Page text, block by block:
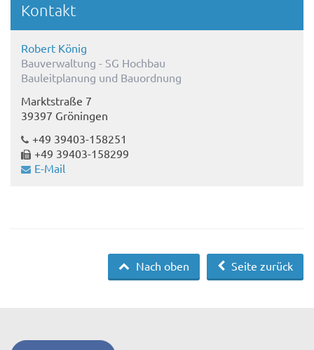
Kontakt
Robert König
Bauverwaltung - SG Hochbau
Bauleitplanung und Bauordnung
Marktstraße 7
39397 Gröningen
+49 39403-158251
+49 39403-158299
E-Mail
Seite zurück
Nach oben